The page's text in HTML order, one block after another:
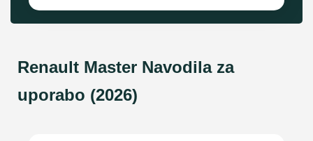
Renault Master Navodila za
uporabo (2026)